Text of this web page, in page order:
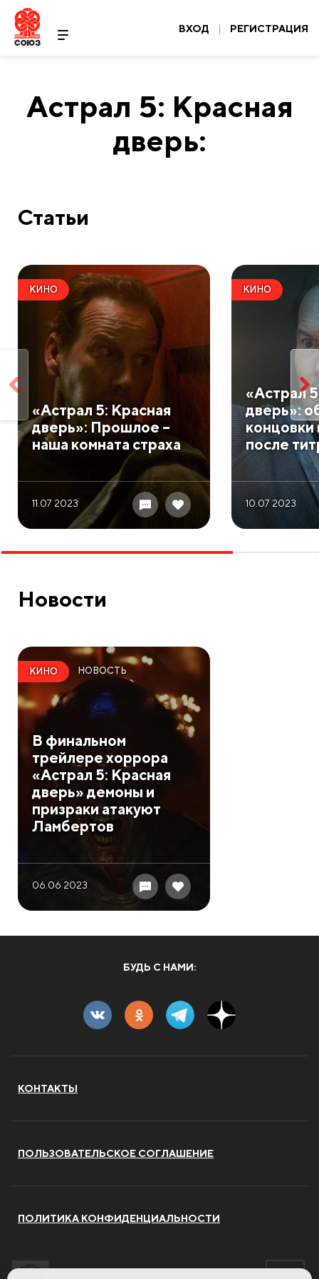
ВХОД | РЕГИСТРАЦИЯ
Астрал 5: Красная
дверь:
Статьи
КИНО
​«Астрал 5: Красная
дверь»: Прошлое –
наша комната страха
11.07 2023
КИНО
​«Астрал
дверь»:
концовки
после
10.07 2023
Новости
КИНО НОВОСТЬ
В финальном
трейлере хоррора
«Астрал 5: Красная
дверь» демоны и
призраки атакуют
Ламбертов
06.06 2023
БУДЬ С НАМИ:
КОНТАКТЫ
ПОЛЬЗОВАТЕЛЬСКОЕ СОГЛАШЕНИЕ
ПОЛИТИКА КОНФИДЕНЦИАЛЬНОСТИ